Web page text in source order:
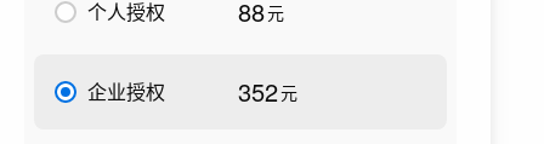
个人授权 88元
企业授权 352元